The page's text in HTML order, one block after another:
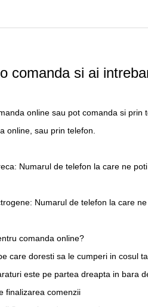
comanda si ai
online sau pot comanda si prin
online, sau prin telefon.
Numarul de telefon la care ne
Numarul de telefon la care
comanda online?
care doresti sa le cumperi in cosul
este pe partea dreapta in bara
finalizarea comenzii